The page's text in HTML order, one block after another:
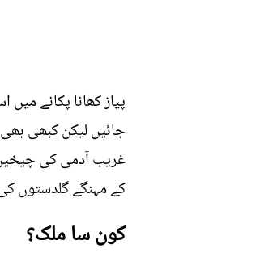
پیاز کھانا پکانے
غریب آدمی کی چیخیں
کے مہنگے گلدستوں کی
کون سا ملک؟